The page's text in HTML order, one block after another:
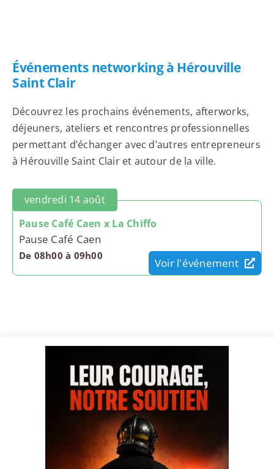
Événements networking à Hérouville
Saint Clair
Découvrez les prochains événements, afterworks,
déjeuners, ateliers et rencontres professionnelles
permettant d’échanger avec d’autres entrepreneurs
à Hérouville Saint Clair et autour de la ville.
vendredi 14 août
Pause Café Caen x La Chiffo
Pause Café Caen
De 08h00 à 09h00
Voir l'événement